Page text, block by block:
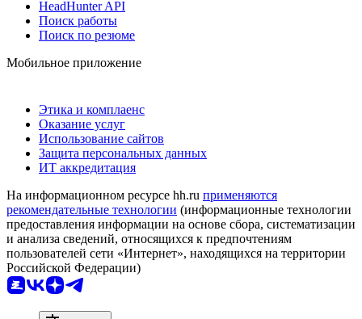
HeadHunter API
Поиск работы
Поиск по резюме
Мобильное приложение
Этика и комплаенс
Оказание услуг
Использование сайтов
Защита персональных данных
ИТ аккредитация
На информационном ресурсе hh.ru применяются
рекомендательные технологии (информационные технологии
предоставления информации на основе сбора, систематизации
и анализа сведений, относящихся к предпочтениям
пользователей сети «Интернет», находящихся на территории
Российской Федерации)